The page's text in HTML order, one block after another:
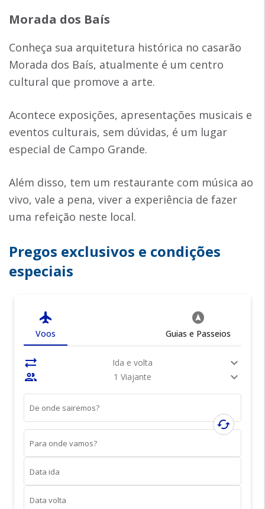
Morada dos Baís
Conheça sua arquitetura histórica no casarão
Morada dos Baís, atualmente é um centro
cultural que promove a arte.
Acontece exposições, apresentações musicais e
eventos culturais, sem dúvidas, é um lugar
especial de Campo Grande.
Além disso, tem um restaurante com música ao
vivo, vale a pena, viver a experiência de fazer
uma refeição neste local.
Pregos exclusivos e condições
especiais
flight
Voos
assistant_navigation
Guias e Passeios
sync_alt Ida e volta
expand_more
people
1 Viajante expand_more
De onde sairemos?
cached
Para onde vamos?
Data ida
Data volta